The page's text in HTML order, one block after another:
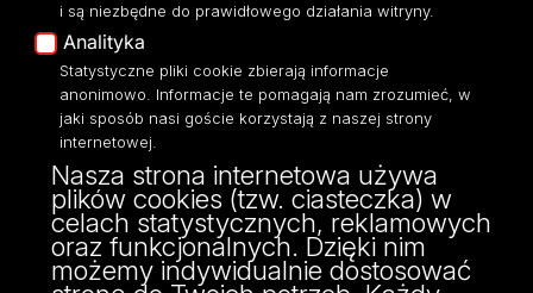
Polityka Prywatności
Dostępność
ul. Narutowicza 68, 90-136 Łódź
NIP: 724 000 32 43
Adres do doręczeń elektronicznych (ADE):
AE:PL-74796-17640-IHHIV-17
KONTAKT
i są niezbędne do prawidłowego działania witryny.
Analityka
Statystyczne pliki cookie zbierają informacje
anonimowo. Informacje te pomagają nam zrozumieć, w
jaki sposób nasi goście korzystają z naszej strony
internetowej.
Nasza strona internetowa używa
plików cookies (tzw. ciasteczka) w
celach statystycznych, reklamowych
oraz funkcjonalnych. Dzięki nim
możemy indywidualnie dostosować